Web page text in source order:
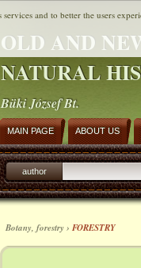
OLD AND
NATURAL
Büki József Bt.
MAIN PAGE ABOUT US
author
Botany, forestry › FORESTRY
and to better the users